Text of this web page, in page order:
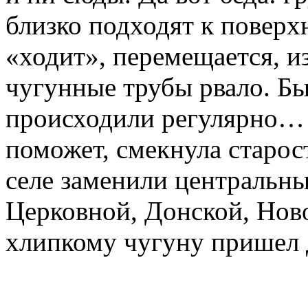
близко подходят к
«ходит», перемещается,
чугунные трубы рвало.
происходили
поможет, смекнула
селе заменили
Церковной, Донской,
хлипкому чугуну пришел